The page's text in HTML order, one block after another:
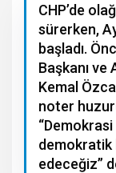
CHP’de
sürerken,
başladı.
Başkanı ve
Kemal
noter
demokratik
edeceğiz”